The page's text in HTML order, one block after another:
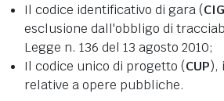
Il codice identificativo di gara (CIG
esclusione dall'obbligo di
Legge n. 136 del 13 agosto 2010;
Il codice unico di progetto (CUP),
relative a opere pubbliche.